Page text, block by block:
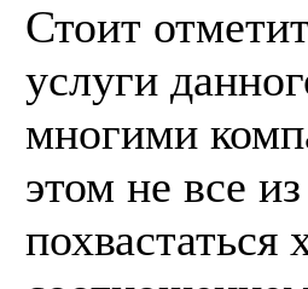
Стоит
услуги
многими
этом не все